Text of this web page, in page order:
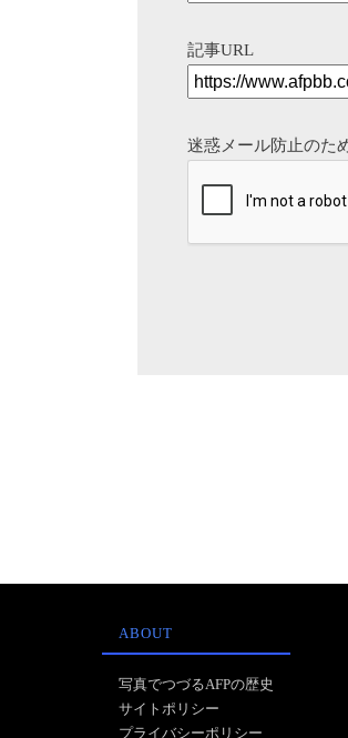
記事URL
迷惑メール防止のた
ABOUT
写真でつづるAFPの歴史
サイトポリシー
プライバシーポリシー